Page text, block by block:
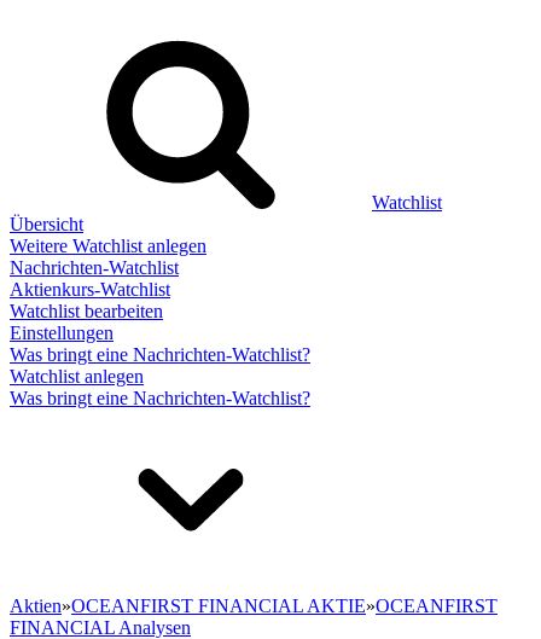
Watchlist
Übersicht
Weitere Watchlist anlegen
Nachrichten-Watchlist
Aktienkurs-Watchlist
Watchlist bearbeiten
Einstellungen
Was bringt eine Nachrichten-Watchlist?
Watchlist anlegen
Was bringt eine Nachrichten-Watchlist?
Aktien»OCEANFIRST FINANCIAL AKTIE»OCEANFIRST
FINANCIAL Analysen